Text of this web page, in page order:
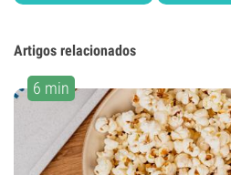
Artigos relacionados
6 min